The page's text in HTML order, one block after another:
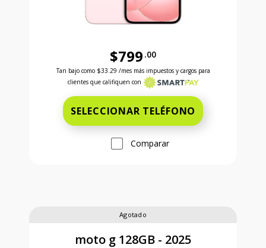
$799 .00
Antes el precio era 799 dollars and 00 cents
Tan bajo como $33.29 /mes más impuestos y cargos para
clientes que califiquen con
SELECCIONAR TELÉFONO
Comparar
Agotado
moto g 128GB - 2025